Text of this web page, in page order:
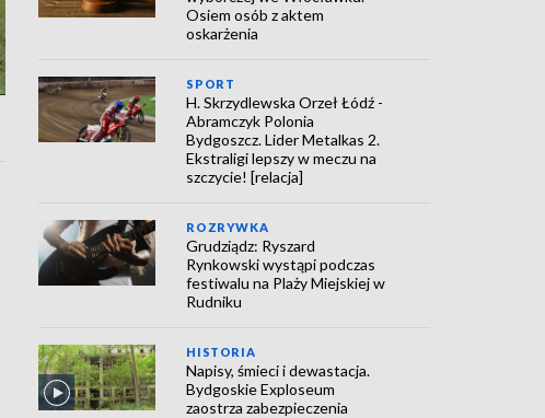
Osiem osób z aktem
oskarżenia
SPORT
H. Skrzydlewska Orzeł Łódź -
Abramczyk Polonia
Bydgoszcz. Lider Metalkas 2.
Ekstraligi lepszy w meczu na
szczycie! [relacja]
ROZRYWKA
Grudziądz: Ryszard
Rynkowski wystąpi podczas
festiwalu na Plaży Miejskiej w
Rudniku
HISTORIA
Napisy, śmieci i dewastacja.
Bydgoskie Exploseum
zaostrza zabezpieczenia